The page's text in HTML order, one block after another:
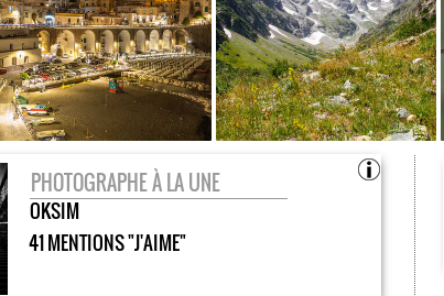
PHOTOGRAPHE À LA UNE
OKSIM
41 MENTIONS "J'AIME"